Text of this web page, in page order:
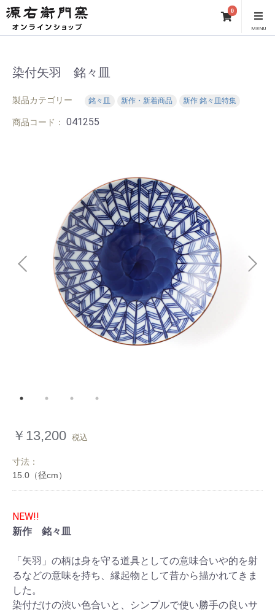
0
MENU
染付矢羽 銘々皿
製品カテゴリー 銘々皿 新作・新着商品 新作 銘々皿特集
商品コード： 041255
￥13,200 税込
寸法：
NEW!!
新作 銘々皿
「矢羽」の柄は身を守る道具としての意味合いや的を射
るなどの意味を持ち、縁起物として昔から描かれてきま
した。
染付だけの渋い色合いと、シンプルで使い勝手の良いサ